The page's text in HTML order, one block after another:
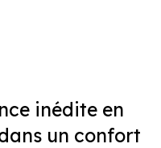
inédite en
un confort